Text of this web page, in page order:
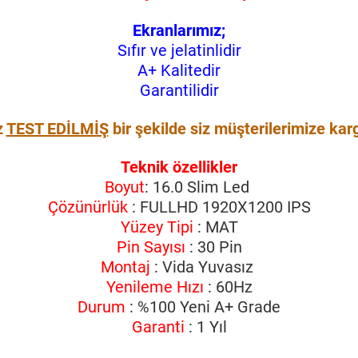
Ekranlarımız;
Sıfır ve jelatinlidir
A+ Kalitedir
Garantilidir
TEST EDİLMİŞbir şekilde siz müşterilerimize
Teknik özellikler
Boyut: 16.0 Slim Led
Çözünürlük: FULLHD 1920X1200 IPS
Yüzey Tipi : MAT
Pin Sayısı : 30 Pin
Montaj : Vida Yuvasız
Yenileme Hızı : 60Hz
Durum : %100 Yeni A+ Grade
Garanti : 1 Yıl